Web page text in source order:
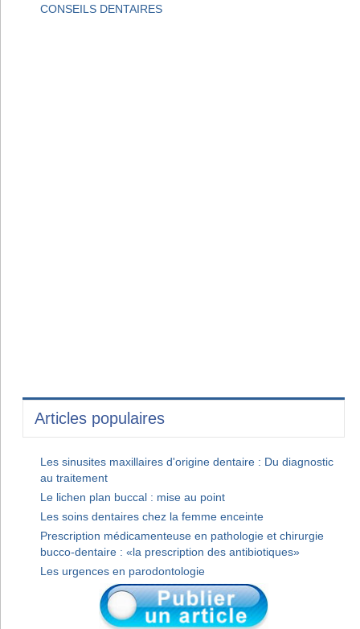
CONSEILS DENTAIRES
Articles populaires
Les sinusites maxillaires d'origine dentaire : Du diagnostic
au traitement
Le lichen plan buccal : mise au point
Les soins dentaires chez la femme enceinte
Prescription médicamenteuse en pathologie et chirurgie
bucco-dentaire : «la prescription des antibiotiques»
Les urgences en parodontologie